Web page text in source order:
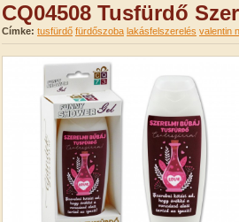
CQ04508 Tusfürdő
Címke: tusfürdő fürdőszoba lakásfelszerelés valentin